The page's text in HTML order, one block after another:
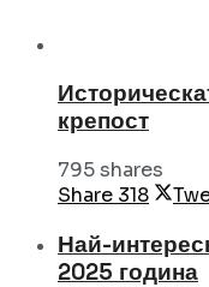
крепост
795 shares
Share 318
Най-
2025 година